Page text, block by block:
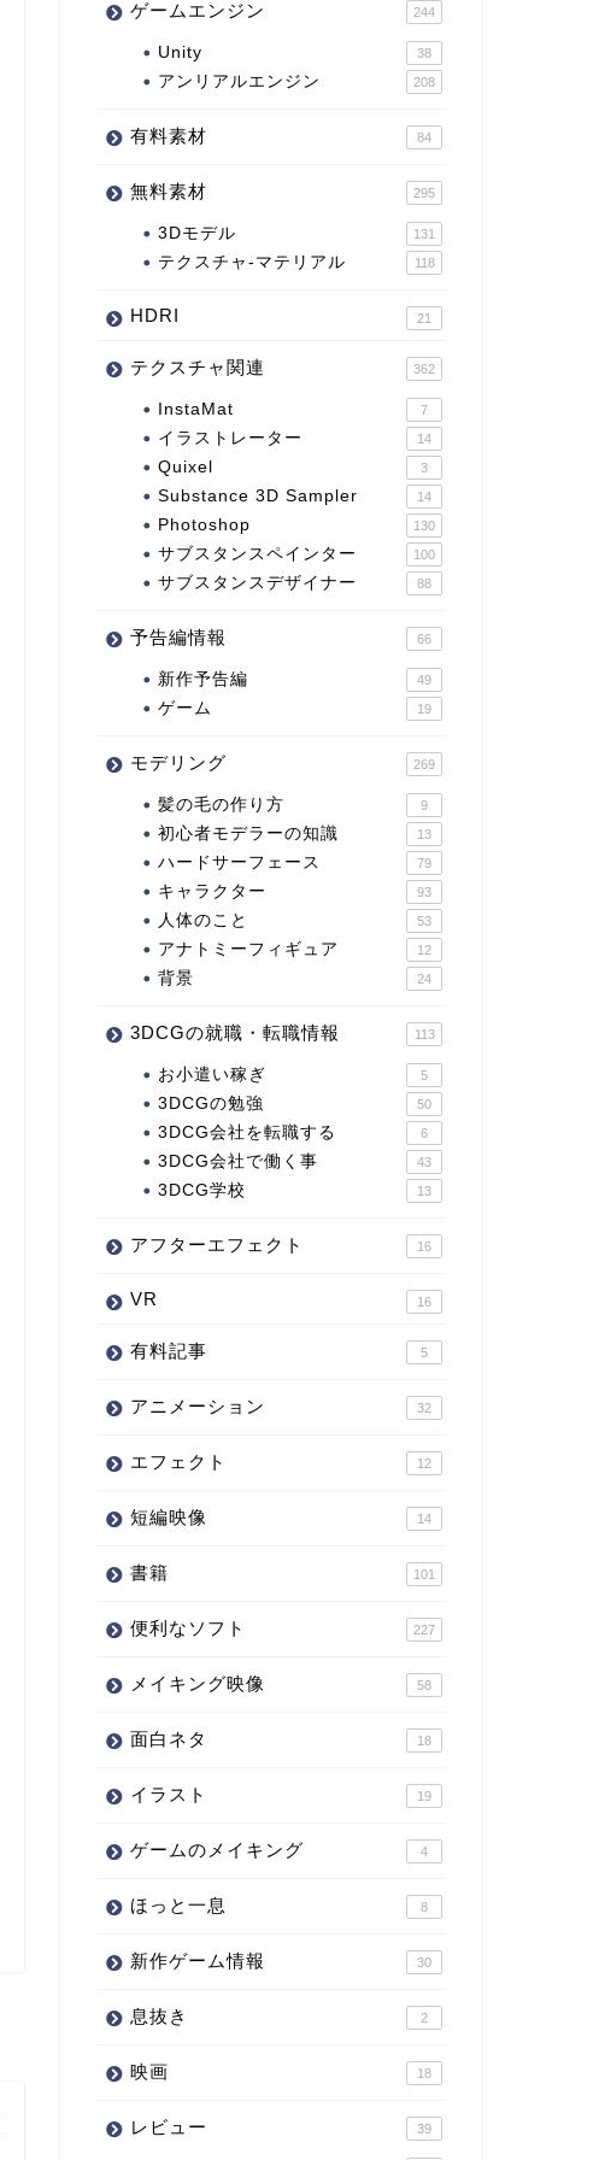
ゲームエンジン 244
Unity 38
アンリアルエンジン 208
有料素材 84
無料素材 295
3Dモデル 131
テクスチャ-マテリアル 118
HDRI 21
テクスチャ関連 362
InstaMat 7
イラストレーター 14
Quixel 3
Substance 3D Sampler 14
Photoshop 130
サブスタンスペインター 100
サブスタンスデザイナー 88
予告編情報 66
新作予告編 49
ゲーム 19
モデリング 269
髪の毛の作り方 9
初心者モデラーの知識 13
ハードサーフェース 79
キャラクター 93
人体のこと 53
アナトミーフィギュア 12
背景 24
3DCGの就職・転職情報 113
お小遣い稼ぎ 5
3DCGの勉強 50
3DCG会社を転職する 6
3DCG会社で働く事 43
3DCG学校 13
アフターエフェクト 16
VR 16
有料記事 5
アニメーション 32
エフェクト 12
短編映像 14
書籍 101
便利なソフト 227
メイキング映像 58
面白ネタ 18
イラスト 19
ゲームのメイキング 4
ほっと一息 8
新作ゲーム情報 30
息抜き 2
映画 18
レビュー 39